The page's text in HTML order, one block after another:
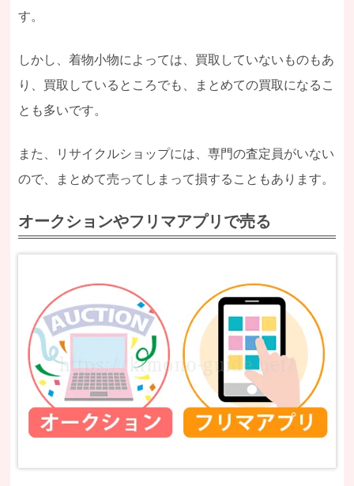
す。
しかし、着物小物によっては、買取していないものもあ
り、買取しているところでも、まとめての買取になるこ
とも多いです。
また、リサイクルショップには、専門の査定員がいない
ので、まとめて売ってしまって損することもあります。
オークションやフリマアプリで売る